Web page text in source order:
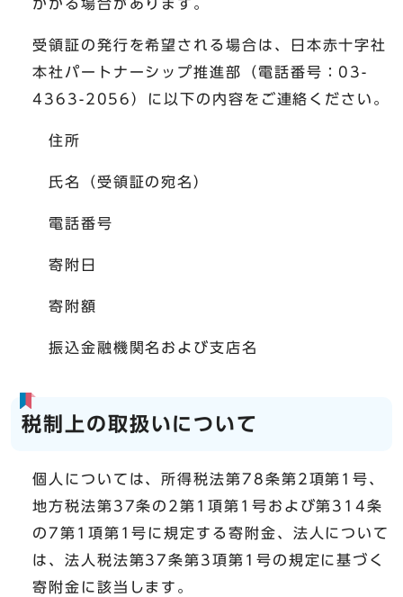
かかる場合があります。
受領証の発行を希望される場合は、日本赤十字社
本社パートナーシップ推進部（電話番号：03-
4363-2056）に以下の内容をご連絡ください。
住所
氏名（受領証の宛名）
電話番号
寄附日
寄附額
振込金融機関名および支店名
税制上の取扱いについて
個人については、所得税法第78条第2項第1号、
地方税法第37条の2第1項第1号および第314条
の7第1項第1号に規定する寄附金、法人について
は、法人税法第37条第3項第1号の規定に基づく
寄附金に該当します。